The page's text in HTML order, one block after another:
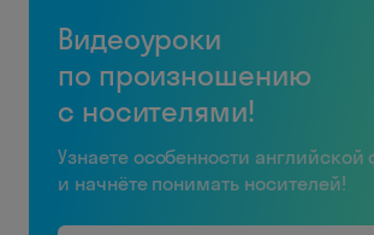
Видеоуроки
по произношению
с носителями!
Узнаете особенности английской
и начнёте понимать носителей!